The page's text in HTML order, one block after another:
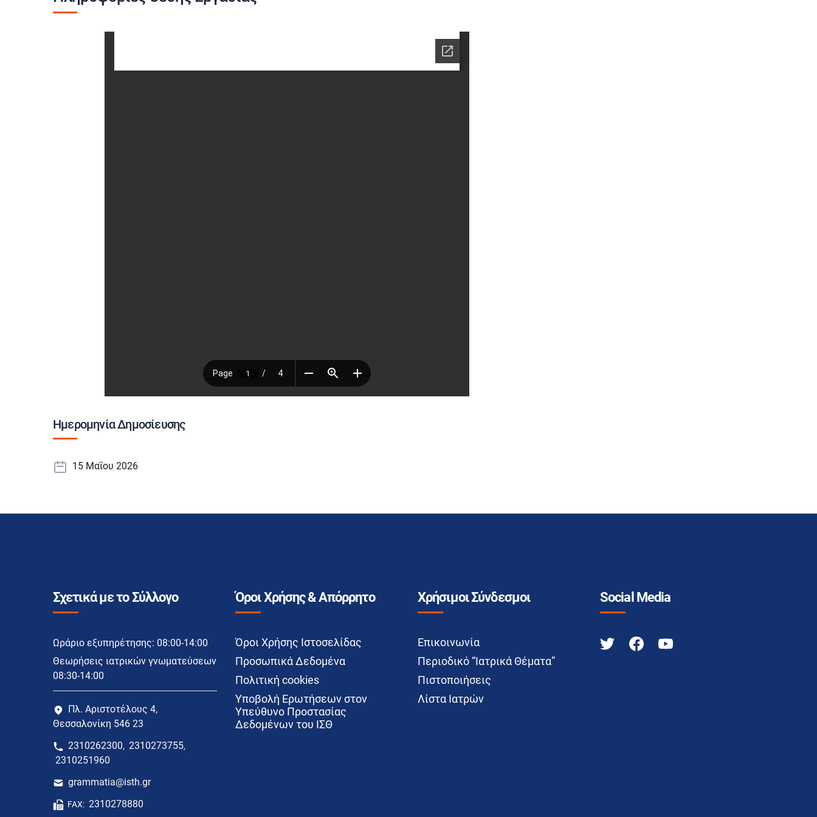
Ημερομηνία Δημοσίευσης
15 Μαΐου 2026
Σχετικά με το Σύλλογο
Ωράριο εξυπηρέτησης: 08:00-14:00
Θεωρήσεις ιατρικών γνωματεύσεων
08:30-14:00
Πλ. Αριστοτέλους 4,
Θεσσαλονίκη 546 23
2310262300, 2310273755,
2310251960
grammatia@isth.gr
FAX: 2310278880
Όροι Χρήσης & Απόρρητο
Όροι Χρήσης Ιστοσελίδας
Προσωπικά Δεδομένα
Πολιτική cookies
Υποβολή Ερωτήσεων στον
Υπεύθυνο Προστασίας
Δεδομένων του ΙΣΘ
Χρήσιμοι Σύνδεσμοι
Επικοινωνία
Περιοδικό “Ιατρικά Θέματα”
Πιστοποιήσεις
Λίστα Ιατρών
Social Media